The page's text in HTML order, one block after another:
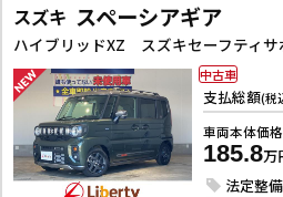
スズキ スペーシアギア
支払総額(税
車両本体価格
185.8万
法定整
中古車